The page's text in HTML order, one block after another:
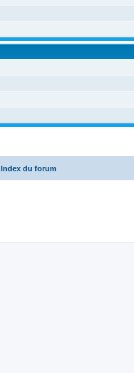
Index du forum